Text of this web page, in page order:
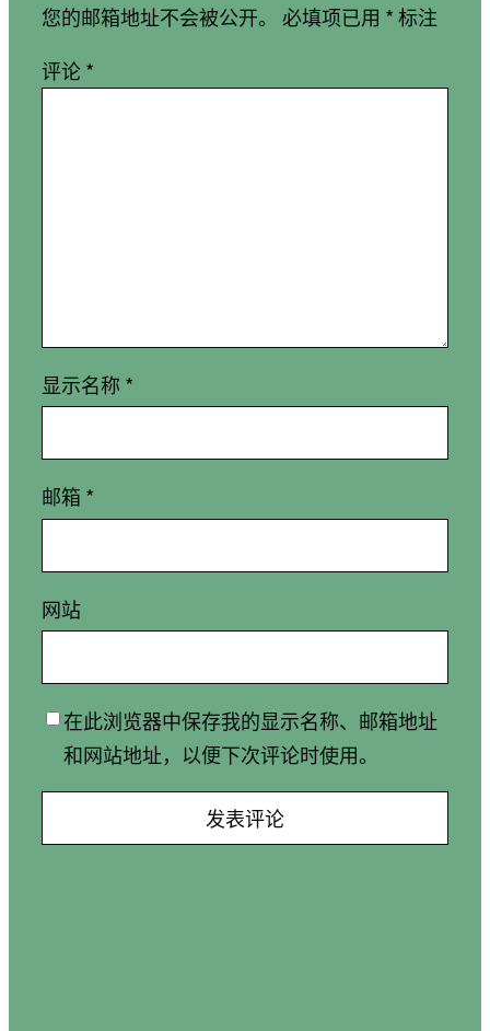
您的邮箱地址不会被公开。
必填项已用 *标注
评论*
显示名称 *
邮箱 *
网站
在此浏览器中保存我的显示名称、邮箱地址
和网站地址，以便下次评论时使用。